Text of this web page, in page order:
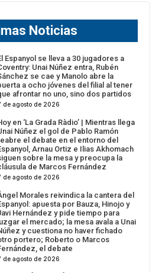
Noticias
Espanyol se lleva a 30 jugadores a
Unai Núñez entra, Rubén
se cae y Manolo abre la
a ocho jóvenes del filial al tener
afrontar no uno, sino dos partidos
de agosto de 2026
en ‘La Grada Ràdio’ | Mientras llega
Núñez el gol de Pablo Ramón
el debate en el entorno del
Arnau Ortiz e Ilias Akhomach
sobre la mesa y preocupa la
de Marcos Fernández
de agosto de 2026
Morales reivindica la cantera del
apuesta por Bauza, Hinojo y
Hernández y pide tiempo para
el mercado; la mesa avala a Unai
y cuestiona no haver fichado
portero; Roberto o Marcos
el debate
de agosto de 2026